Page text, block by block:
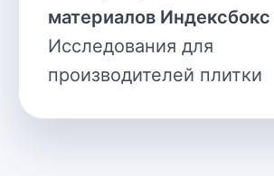
материалов Индексбокс
Исследования для
производителей плитки